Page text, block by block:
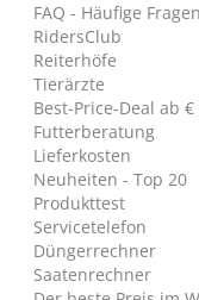
FAQ - Häufige Fragen
RidersClub
Reiterhöfe
Tierärzte
Best-Price-Deal ab €
Futterberatung
Lieferkosten
Neuheiten - Top 20
Produkttest
Servicetelefon
Düngerrechner
Saatenrechner